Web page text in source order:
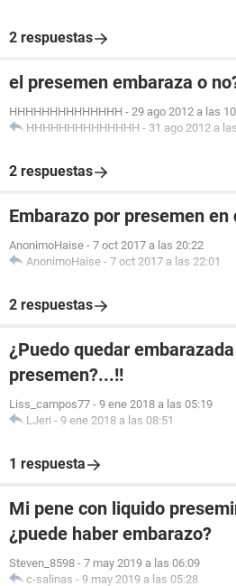
2 respuestas
el presemen embaraza o
HHHHHHHHHHHHHH - 29 ago 2012 a las
HHHHHHHHHHHHHH - 31 ago 2012 a
2 respuestas
Embarazo por presemen
AnonimoHaise - 7 oct 2017 a las 20:22
AnonimoHaise - 7 oct 2017 a las 22:01
2 respuestas
¿Puedo quedar
presemen?...!!
Liss_campos77 - 9 ene 2018 a las 05:19
LJeri - 9 ene 2018 a las 08:51
1 respuesta
Mi pene con liquido
¿puede haber embarazo?
Steven_8598 - 7 may 2019 a las 06:09
c-salinas - 9 may 2019 a las 05:28